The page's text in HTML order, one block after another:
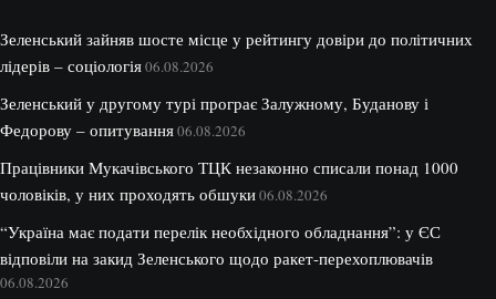
Зеленський зайняв шосте місце у рейтингу довіри до політичних
лідерів – соціологія06.08.2026
Зеленський у другому турі програє Залужному, Буданову і
Федорову – опитування06.08.2026
Працівники Мукачівського ТЦК незаконно списали понад 1000
чоловіків, у них проходять обшуки06.08.2026
“Україна має подати перелік необхідного обладнання”: у ЄС
відповіли на закид Зеленського щодо ракет-перехоплювачів
06.08.2026